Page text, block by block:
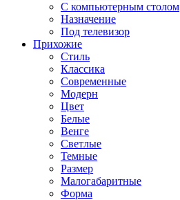
С компьютерным столом
Назначение
Под телевизор
Прихожие
Стиль
Классика
Современные
Модерн
Цвет
Белые
Венге
Светлые
Темные
Размер
Малогабаритные
Форма